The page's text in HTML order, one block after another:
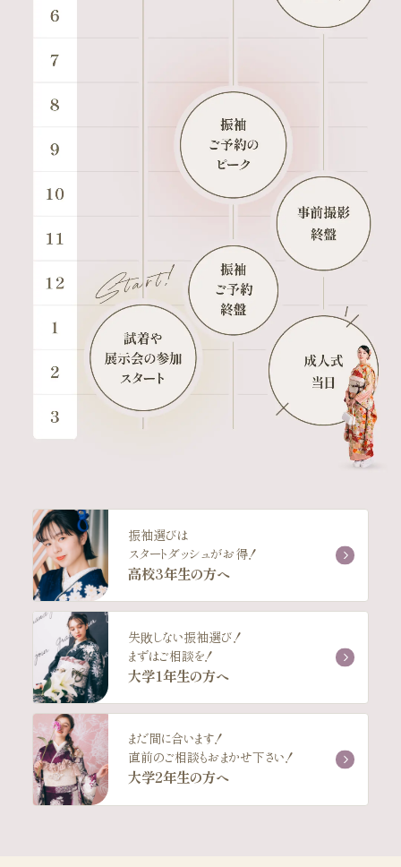
振袖選びは
スタートダッシュがお得！
高校3年生の方へ
失敗しない振袖選び！
まずはご相談を！
大学1年生の方へ
まだ間に合います！
直前のご相談もおまかせ下さい！
大学2年生の方へ